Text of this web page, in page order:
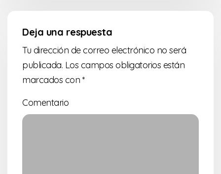
Deja una respuesta
Tu dirección de correo electrónico no será
publicada. Los campos obligatorios están
marcados con *
Comentario